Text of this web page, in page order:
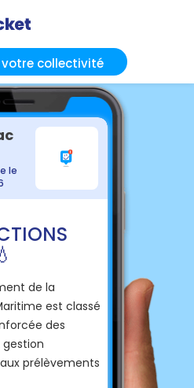
votre collectivité
le
de la
est classé
des
prélèvements